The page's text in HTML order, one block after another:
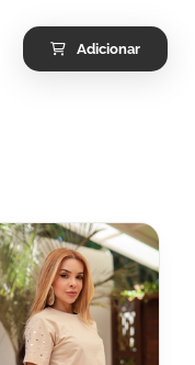
Adicionar